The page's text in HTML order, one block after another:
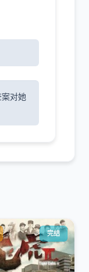
对她
完结